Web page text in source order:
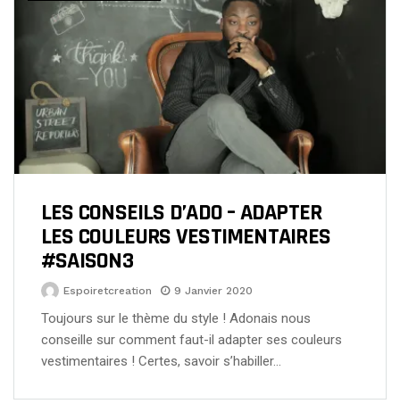
LES CONSEILS D’ADO – ADAPTER
LES COULEURS VESTIMENTAIRES
#SAISON3
Espoiretcreation 9 Janvier 2020
Toujours sur le thème du style ! Adonais nous
conseille sur comment faut-il adapter ses couleurs
vestimentaires ! Certes, savoir s’habiller…